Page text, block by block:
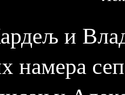
и
намера